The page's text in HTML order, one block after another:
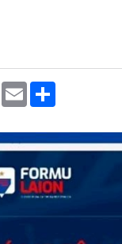
WhatsApp
Email